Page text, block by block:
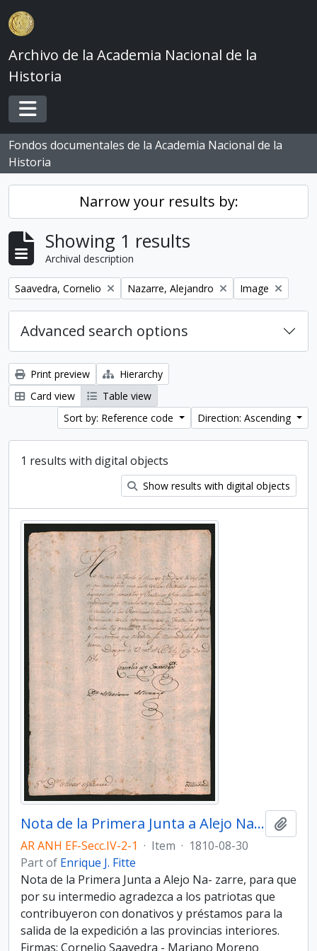
Skip to main content
Archivo de la Academia Nacional de la
Historia
Toggle navigation
Fondos documentales de la Academia Nacional de la
Historia
Narrow your results by:
Showing 1 results
Archival description
Remove filter:
Saavedra, Cornelio Remove filter:
Nazarre, Alejandro Remove filter:
Image
Advanced search options
Print preview
Hierarchy
Card view
Table view
Sort by: Reference code
Direction: Ascending
1 results with digital objects
Show results with digital objects
Nota de la Primera Junta a Alejo Nazarre
AR ANH EF-Secc.IV-2-1 · Item · 1810-08-30
Part of Enrique J. Fitte
Nota de la Primera Junta a Alejo Na- zarre, para que
por su intermedio agradezca a los patriotas que
contribuyeron con donativos y préstamos para la
salida de la expedición a las provincias interiores.
Firmas: Cornelio Saavedra - Mariano Moreno